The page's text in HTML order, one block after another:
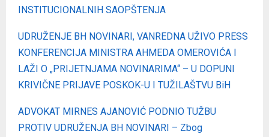
INSTITUCIONALNIH SAOPŠTENJA
UDRUŽENJE BH NOVINARI, VANREDNA UŽIVO PRESS
KONFERENCIJA MINISTRA AHMEDA OMEROVIĆA I
LAŽI O „PRIJETNJAMA NOVINARIMA“ – U DOPUNI
KRIVIČNE PRIJAVE POSKOK-U I TUŽILAŠTVU BiH
ADVOKAT MIRNES AJANOVIĆ PODNIO TUŽBU
PROTIV UDRUŽENJA BH NOVINARI – Zbog